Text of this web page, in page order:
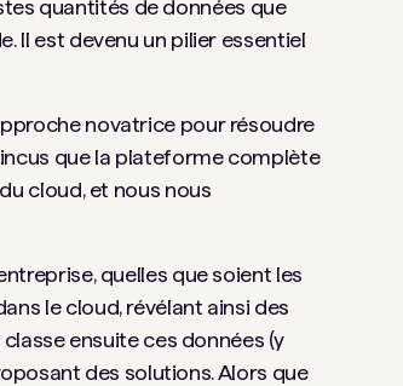
quantités de données que
Il est devenu un pilier essentiel
novatrice pour résoudre
que la plateforme complète
cloud, et nous nous
quelles que soient les
le cloud, révélant ainsi des
ensuite ces données (y
des solutions. Alors que